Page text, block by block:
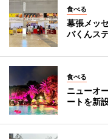
食べる
幕張メッ
バくんス
食べる
ニューオ
ートを新